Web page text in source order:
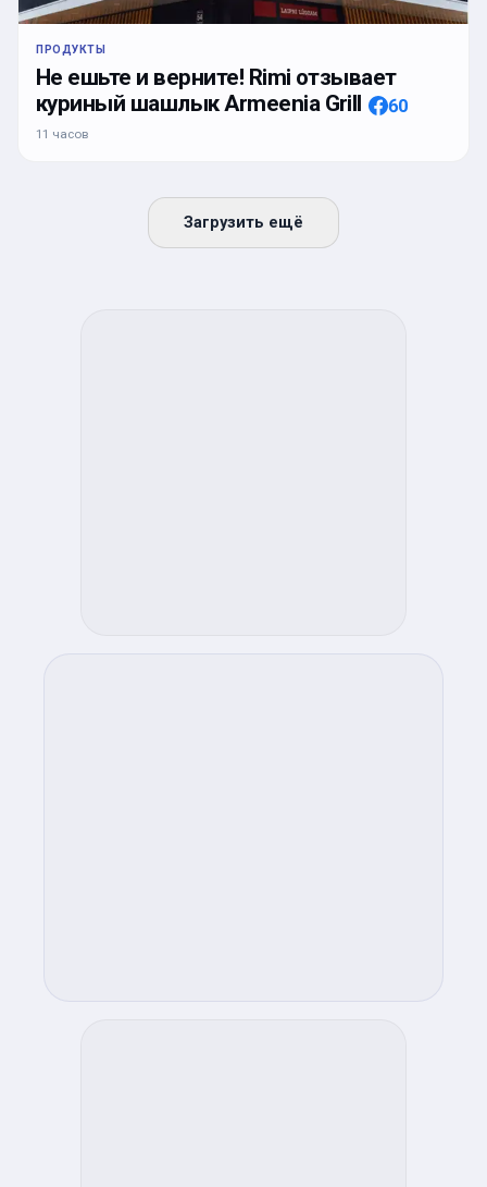
ПРОДУКТЫ
Не ешьте и верните! Rimi отзывает
куриный шашлык Armeenia Grill
60
11 часов
Загрузить ещё